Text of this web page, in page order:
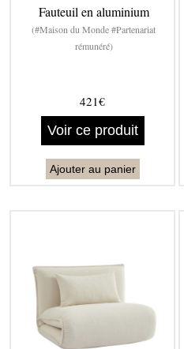
Fauteuil en aluminium
(#Maison du Monde #Partenariat
rémunéré)
421€
Voir ce produit
Ajouter au panier